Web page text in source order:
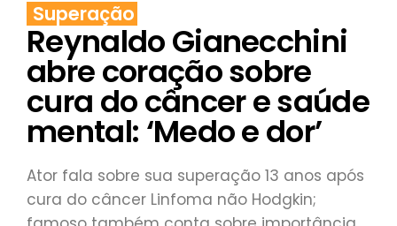
Superação
Reynaldo Gianecchini
abre coração sobre
cura do câncer e saúde
mental: ‘Medo e dor’
Ator fala sobre sua superação 13 anos após
cura do câncer Linfoma não Hodgkin;